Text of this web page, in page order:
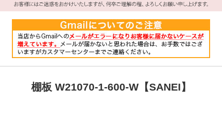
棚板 W21070-1-600-W【SANEI】